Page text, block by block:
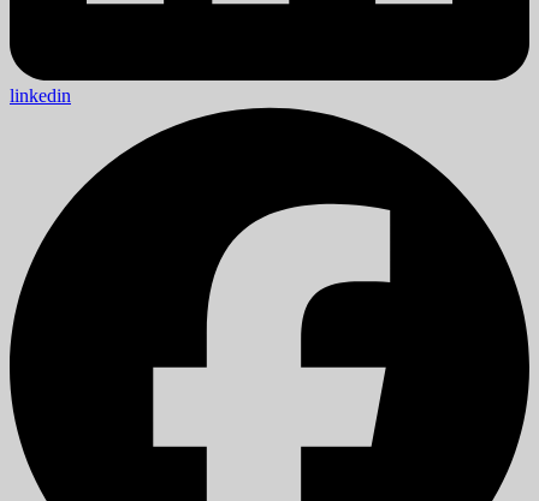
linkedin